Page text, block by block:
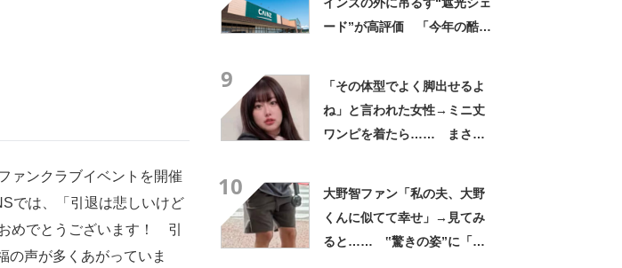
ァンクラブイベントを開催
では、「引退は悲しいけど
めでとうございます！ 引
の声が多くあがっていま
ード”が高評価 「今年の酷暑
9
「その体型でよく脚出せるよ
ね」と言われた女性→ミニ丈
ワンピを着たら…… まさか
10
大野智ファン「私の夫、大野
くんに似てて幸せ」→見てみ
ると…… ‟驚きの姿”に「最